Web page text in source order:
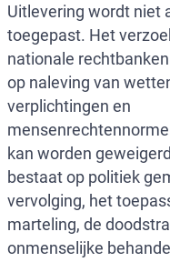
Uitlevering wordt niet
toegepast. Het
nationale
op naleving van
verplichtingen en
kan worden
bestaat op politiek
vervolging, het
marteling, de
onmenselijke